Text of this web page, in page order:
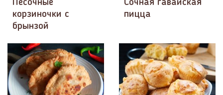
Песочные
корзиночки с
брынзой
Сочная гавайская
пицца